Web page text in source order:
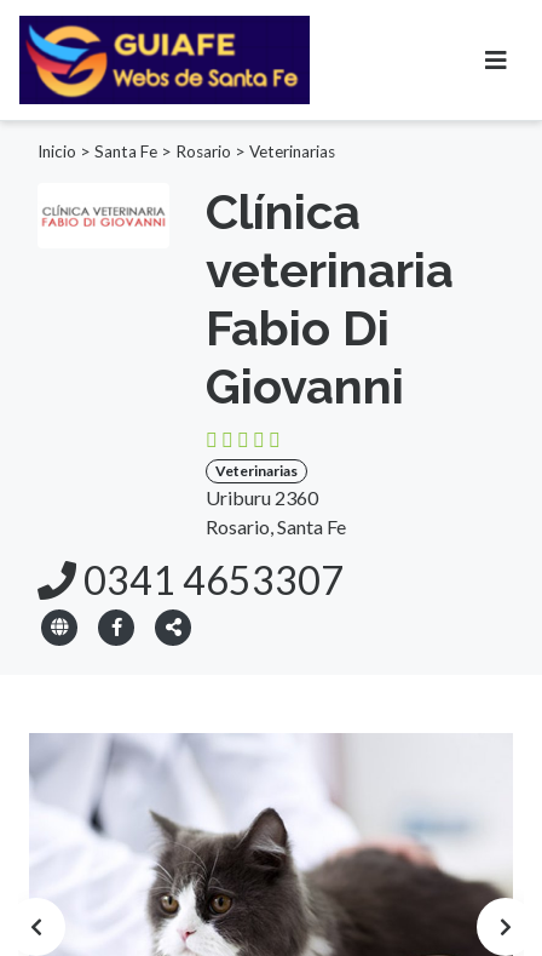
Inicio > Santa Fe > Rosario > Veterinarias
Clínica
veterinaria
Fabio Di
Giovanni
Veterinarias
Uriburu 2360
Rosario, Santa Fe
0341 4653307